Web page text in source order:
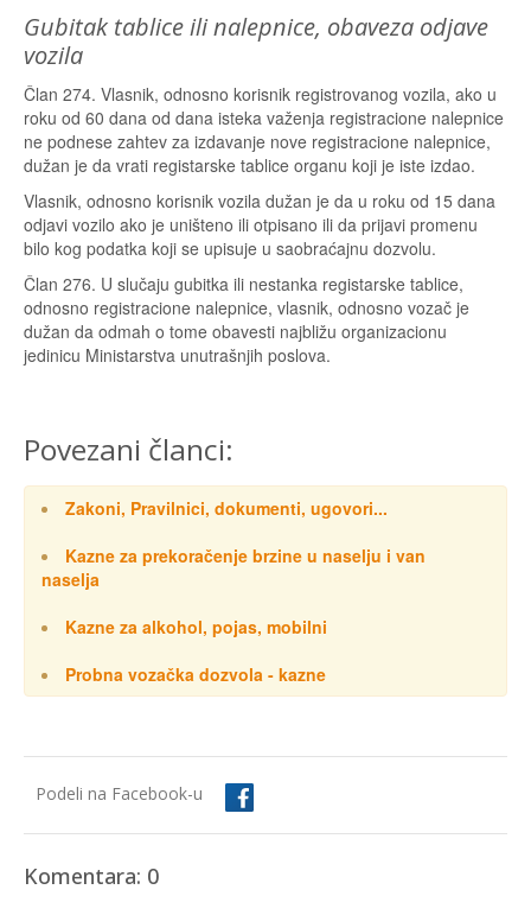
Gubitak tablice ili nalepnice, obaveza odjave
vozila
Član 274. Vlasnik, odnosno korisnik registrovanog vozila, ako u
roku od 60 dana od dana isteka važenja registracione nalepnice
ne podnese zahtev za izdavanje nove registracione nalepnice,
dužan je da vrati registarske tablice organu koji je iste izdao.
Vlasnik, odnosno korisnik vozila dužan je da u roku od 15 dana
odjavi vozilo ako je uništeno ili otpisano ili da prijavi promenu
bilo kog podatka koji se upisuje u saobraćajnu dozvolu.
Član 276. U slučaju gubitka ili nestanka registarske tablice,
odnosno registracione nalepnice, vlasnik, odnosno vozač je
dužan da odmah o tome obavesti najbližu organizacionu
jedinicu Ministarstva unutrašnjih poslova.
Povezani članci:
Zakoni, Pravilnici, dokumenti, ugovori...
Kazne za prekoračenje brzine u naselju i van
naselja
Kazne za alkohol, pojas, mobilni
Probna vozačka dozvola - kazne
Podeli na Facebook-u
Komentara: 0